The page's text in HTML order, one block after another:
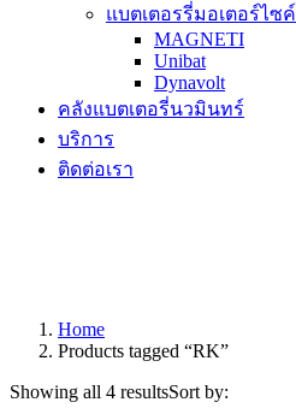
แบตเตอรรี่มอเตอร์ไซค์
MAGNETI
Unibat
Dynavolt
คลังแบตเตอรี่นวมินทร์
บริการ
ติดต่อเรา
Home
Products tagged “RK”
Showing all 4 resultsSort by: